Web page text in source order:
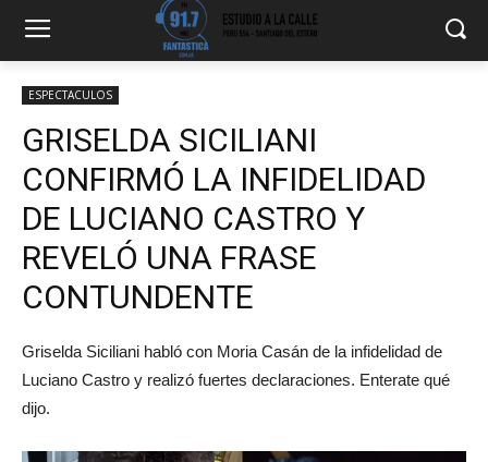
ESPECTACULOS
GRISELDA SICILIANI
CONFIRMÓ LA INFIDELIDAD
DE LUCIANO CASTRO Y
REVELÓ UNA FRASE
CONTUNDENTE
Griselda Siciliani habló con Moria Casán de la infidelidad de
Luciano Castro y realizó fuertes declaraciones. Enterate qué
dijo.